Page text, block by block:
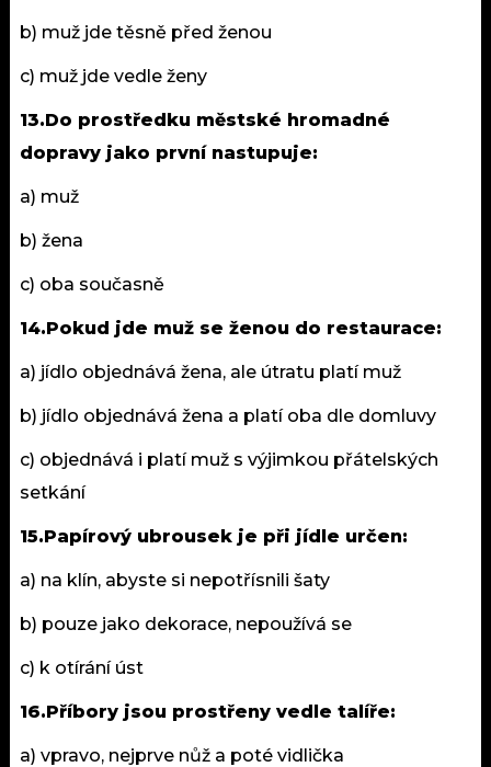
b) muž jde těsně před ženou
c) muž jde vedle ženy
13.Do prostředku městské hromadné
dopravy jako první nastupuje:
a) muž
b) žena
c) oba současně
14.Pokud jde muž se ženou do restaurace:
a) jídlo objednává žena, ale útratu platí muž
b) jídlo objednává žena a platí oba dle domluvy
c) objednává i platí muž s výjimkou přátelských
setkání
15.Papírový ubrousek je při jídle určen:
a) na klín, abyste si nepotřísnili šaty
b) pouze jako dekorace, nepoužívá se
c) k otírání úst
16.Příbory jsou prostřeny vedle talíře:
a) vpravo, nejprve nůž a poté vidlička